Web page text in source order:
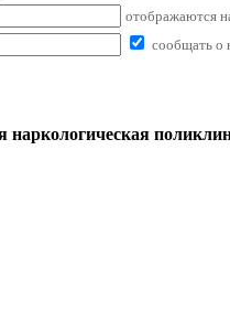
отображаются
сообщать о
наркологическая